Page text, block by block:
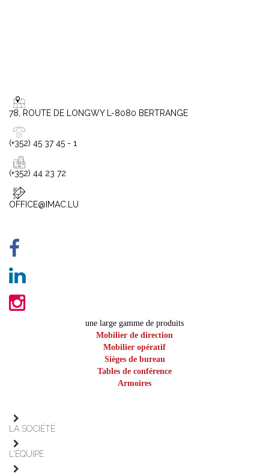
78, ROUTE DE LONGWY L-8080 BERTRANGE
(+352) 45 37 45 - 1
(+352) 44 23 72
OFFICE@IMAC.LU
une large gamme de produits
Mobilier de direction
Mobilier opératif
Sièges de bureau
Tables de conférence
Armoires
LA SOCIÉTÉ
L'ÉQUIPE